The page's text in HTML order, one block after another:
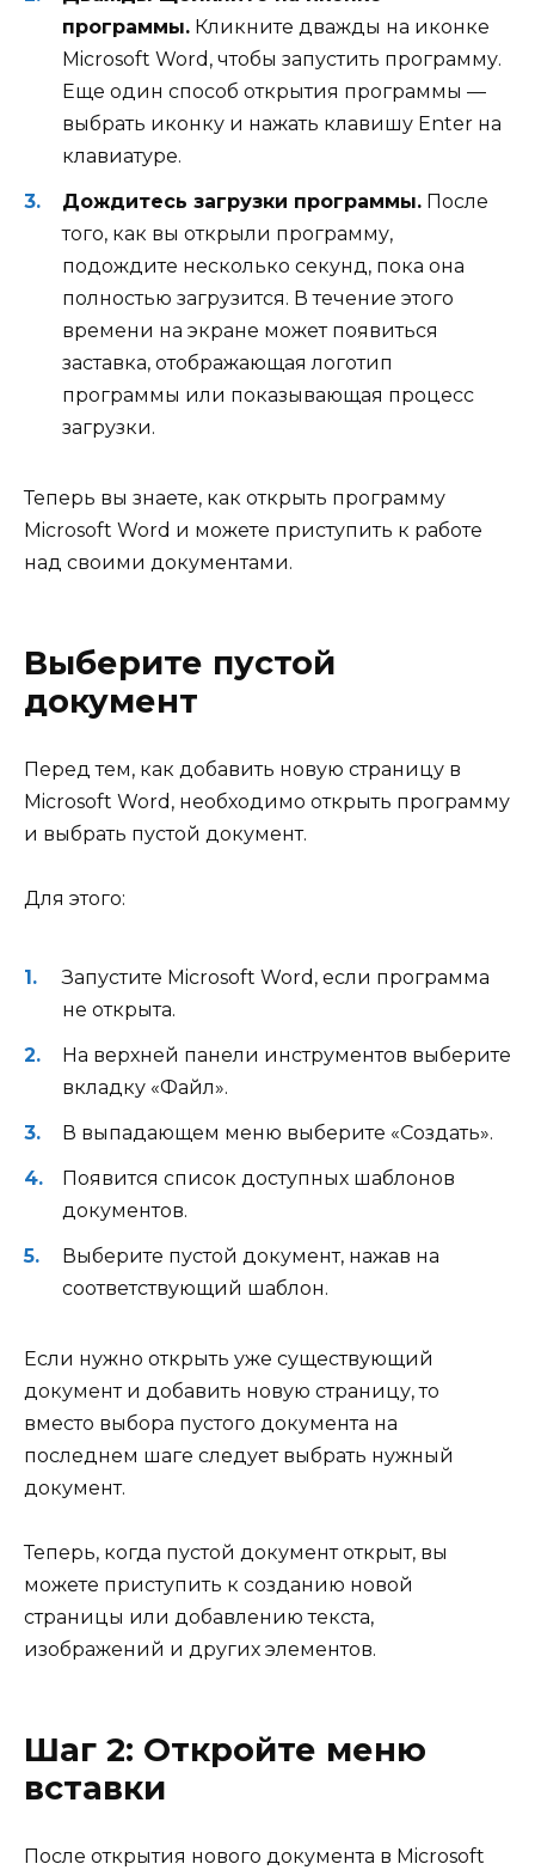
программы. Кликните дважды на иконке
Microsoft Word, чтобы запустить программу.
Еще один способ открытия программы —
выбрать иконку и нажать клавишу Enter на
клавиатуре.
Дождитесь загрузки программы. После
того, как вы открыли программу,
подождите несколько секунд, пока она
полностью загрузится. В течение этого
времени на экране может появиться
заставка, отображающая логотип
программы или показывающая процесс
загрузки.
Теперь вы знаете, как открыть программу
Microsoft Word и можете приступить к работе
над своими документами.
Выберите пустой
документ
Перед тем, как добавить новую страницу в
Microsoft Word, необходимо открыть программу
и выбрать пустой документ.
Для этого:
Запустите Microsoft Word, если программа
не открыта.
На верхней панели инструментов выберите
вкладку «Файл».
В выпадающем меню выберите «Создать».
Появится список доступных шаблонов
документов.
Выберите пустой документ, нажав на
соответствующий шаблон.
Если нужно открыть уже существующий
документ и добавить новую страницу, то
вместо выбора пустого документа на
последнем шаге следует выбрать нужный
документ.
Теперь, когда пустой документ открыт, вы
можете приступить к созданию новой
страницы или добавлению текста,
изображений и других элементов.
Шаг 2: Откройте меню
вставки
После открытия нового документа в Microsoft